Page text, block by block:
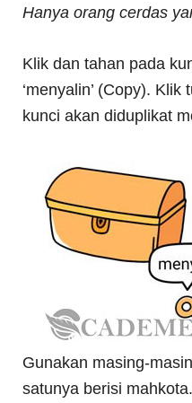
Hanya orang cerdas
Klik dan tahan pada
‘menyalin’ (Copy). Klik
kunci akan diduplikat
Gunakan masing-
satunya berisi mahkota.